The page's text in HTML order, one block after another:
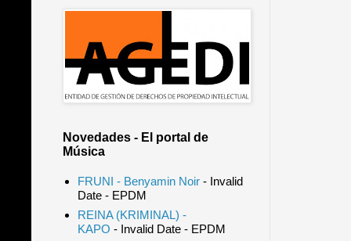
Novedades - El portal de
Música
FRUNI - Benyamin Noir- Invalid
Date- EPDM
REINA (KRIMINAL) -
KAPO - Invalid Date- EPDM